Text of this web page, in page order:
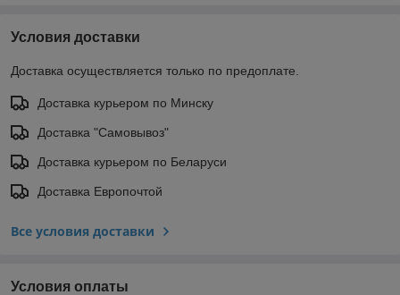
Условия доставки
Доставка осуществляется только по предоплате.
Доставка курьером по Минску
Доставка "Самовывоз"
Доставка курьером по Беларуси
Доставка Европочтой
Все условия доставки
Условия оплаты